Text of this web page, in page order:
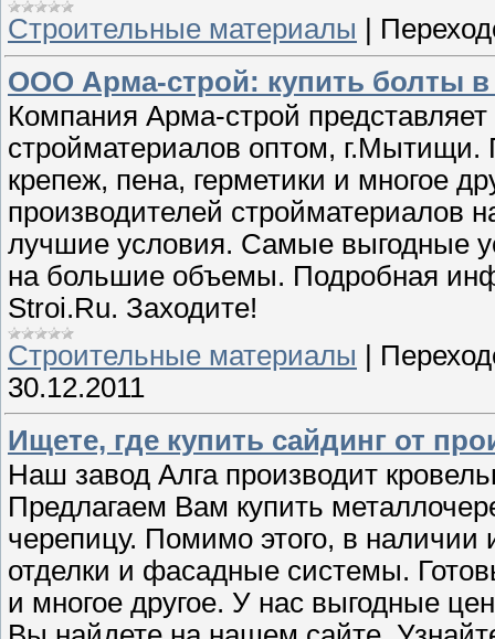
Строительные материалы
ООО Арма-строй: купить болты в
Компания Арма-строй
стройматериалов оптом, г.Мытищи.
крепеж, пена, герметики и многое
производителей стройматериалов
лучшие условия. Самые выгодные
на большие объемы. Подробная
Stroi.Ru. Заходите!
Строительные материалы
30.12.2011
Ищете, где купить сайдинг от
Наш завод Алга производит
Предлагаем Вам купить
черепицу. Помимо этого, в
отделки и фасадные системы.
и многое другое. У нас выгодные